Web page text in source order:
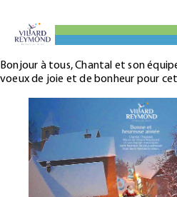
Bonjour à tous, Chantal et son
voeux de joie et de bonheur pour